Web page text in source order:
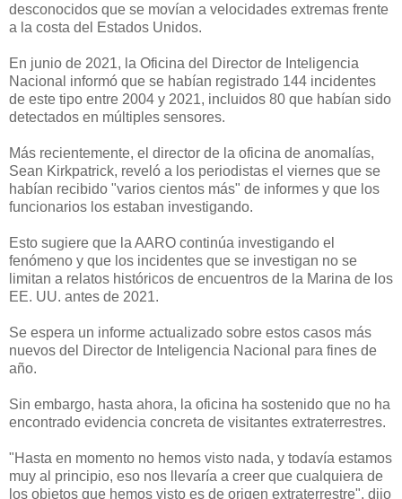
desconocidos que se movían a velocidades extremas frente
a la costa del Estados Unidos.
En junio de 2021, la Oficina del Director de Inteligencia
Nacional informó que se habían registrado 144 incidentes
de este tipo entre 2004 y 2021, incluidos 80 que habían sido
detectados en múltiples sensores.
Más recientemente, el director de la oficina de anomalías,
Sean Kirkpatrick, reveló a los periodistas el viernes que se
habían recibido "varios cientos más" de informes y que los
funcionarios los estaban investigando.
Esto sugiere que la AARO continúa investigando el
fenómeno y que los incidentes que se investigan no se
limitan a relatos históricos de encuentros de la Marina de los
EE. UU. antes de 2021.
Se espera un informe actualizado sobre estos casos más
nuevos del Director de Inteligencia Nacional para fines de
año.
Sin embargo, hasta ahora, la oficina ha sostenido que no ha
encontrado evidencia concreta de visitantes extraterrestres.
"Hasta en momento no hemos visto nada, y todavía estamos
muy al principio, eso nos llevaría a creer que cualquiera de
los objetos que hemos visto es de origen extraterrestre", dijo